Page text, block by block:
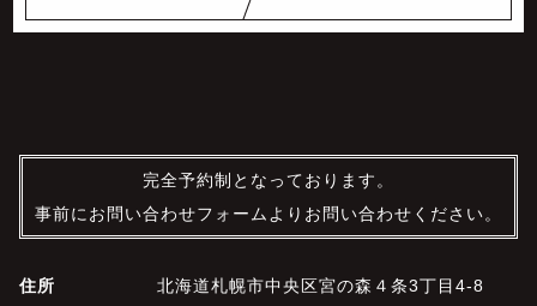
完全予約制となっております。
事前にお問い合わせフォームよりお問い合わせください。
住所 北海道札幌市中央区宮の森４条3丁目4-8